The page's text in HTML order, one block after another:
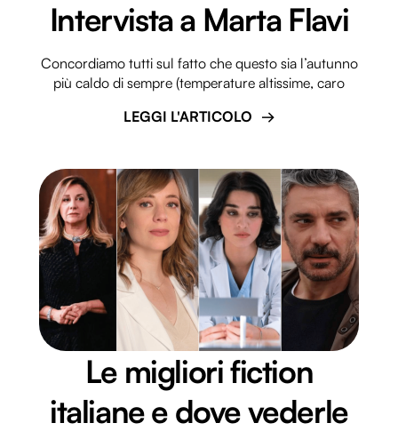
Intervista a Marta Flavi
Concordiamo tutti sul fatto che questo sia l’autunno
più caldo di sempre (temperature altissime, caro
LEGGI L'ARTICOLO
Le migliori fiction
italiane e dove vederle